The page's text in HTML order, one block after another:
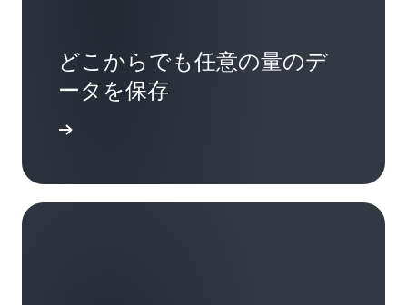
どこからでも任意の量のデ
ータを保存